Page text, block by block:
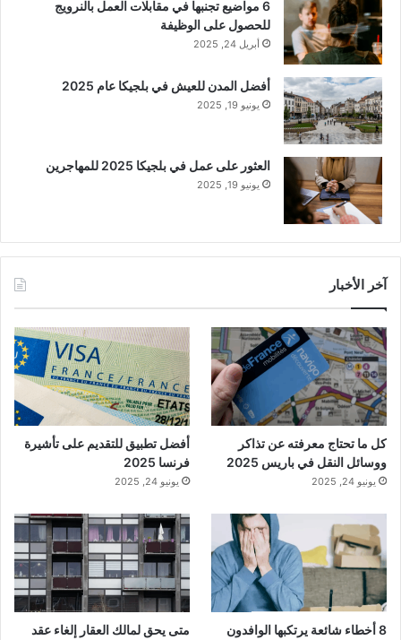
6 مواضيع تجنبها في مقابلات العمل بالنرويج
للحصول على الوظيفة
أبريل 24, 2025
أفضل المدن للعيش في بلجيكا عام 2025
يونيو 19, 2025
العثور على عمل في بلجيكا 2025 للمهاجرين
يونيو 19, 2025
آخر الأخبار
كل ما تحتاج معرفته عن تذاكر
ووسائل النقل في باريس 2025
يونيو 24, 2025
أفضل تطبيق للتقديم على تأشيرة
فرنسا 2025
يونيو 24, 2025
8 أخطاء شائعة يرتكبها الوافدون متى يحق لمالك العقار إلغاء عقد